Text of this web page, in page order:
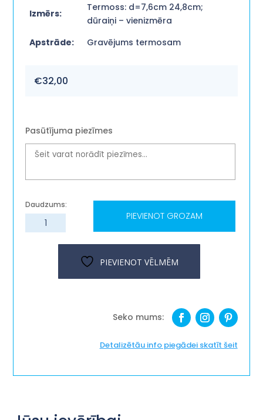
Izmērs:
Termoss: d=7,6cm 24,8cm;
dūraiņi – vienizmēra
Apstrāde:
Gravējums termosam
€32,00
Pasūtījuma piezīmes
Dāvanu
komplekts-
"Iedvesmas
PIEVIENOT GROZAM
PIEVIENOT VĒLMĒM
Detalizētāu info piegādei skatīt šeit